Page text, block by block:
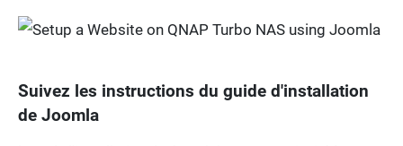
Suivez les instructions du guide d'installation
de Joomla